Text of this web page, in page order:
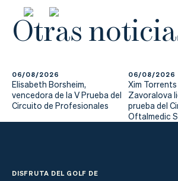
Otras
06/08/2026
Elisabeth Borsheim,
vencedora de la V Prueba del
Circuito de Profesionales
06/08/2026
Xim
Zavoralova
prueba del
Oftalmedic
DISFRUTA DEL GOLF DE